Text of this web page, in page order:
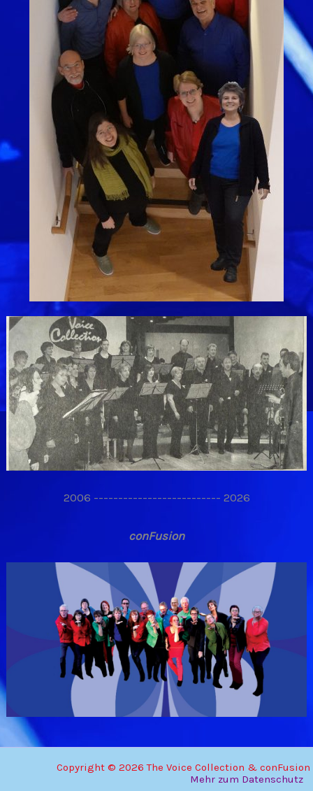
2006 -------------------------- 2026
conFusion
Copyright © 2026 The Voice Collection & conFusion
Mehr zum Datenschutz